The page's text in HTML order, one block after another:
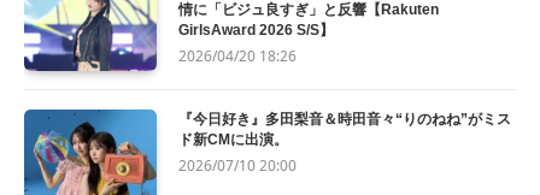
情に「ビジュ良すぎ」と反響【Rakuten
GirlsAward 2026 S/S】
2026/04/20 18:26
『今日好き』多田梨音＆時田音々“りのねね”がミス
ド新CMに出演。
2026/07/10 20:00